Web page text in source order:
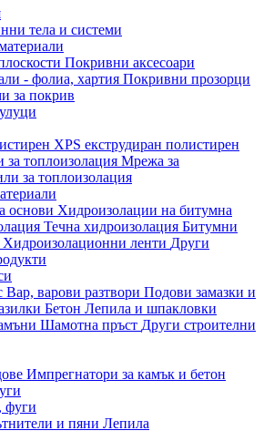
тела и системи
Покривни аксесоари
- фолиа, хартия Покривни прозорци
за покрив
XPS екструдиран полистирен
топлоизолация Мрежа за
за топлоизолация
основи Хидроизолации на битумна
Течна хидроизолация Битумни
Хидроизолационни ленти Други
Вар, варови разтвори Подови замазки и
Бетон Лепила и шпакловки
Шамотна пръст Други строителни
Импрегнатори за камък и бетон
фуги
и пяни Лепила